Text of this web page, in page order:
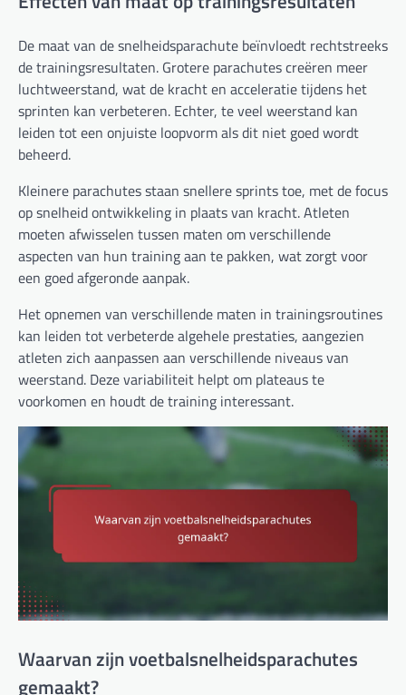
De maat van de snelheidsparachute beïnvloedt rechtstreeks
de trainingsresultaten. Grotere parachutes creëren meer
luchtweerstand, wat de kracht en acceleratie tijdens het
sprinten kan verbeteren. Echter, te veel weerstand kan
leiden tot een onjuiste loopvorm als dit niet goed wordt
beheerd.
Kleinere parachutes staan snellere sprints toe, met de focus
op snelheid ontwikkeling in plaats van kracht. Atleten
moeten afwisselen tussen maten om verschillende
aspecten van hun training aan te pakken, wat zorgt voor
een goed afgeronde aanpak.
Het opnemen van verschillende maten in trainingsroutines
kan leiden tot verbeterde algehele prestaties, aangezien
atleten zich aanpassen aan verschillende niveaus van
weerstand. Deze variabiliteit helpt om plateaus te
voorkomen en houdt de training interessant.
Waarvan zijn voetbalsnelheidsparachutes
gemaakt?